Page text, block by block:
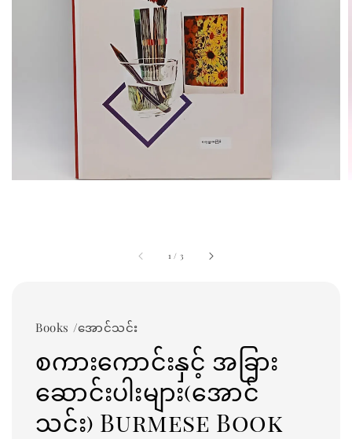
1 / 3
Books /အောင်သင်း
စကားကောင်းနှင့် အခြား
ဆောင်းပါးများ(အောင်
သင်း) Burmese Book